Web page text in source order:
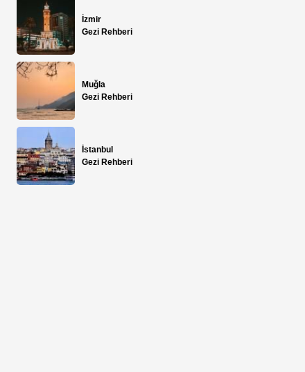
İzmir
Gezi Rehberi
Muğla
Gezi Rehberi
İstanbul
Gezi Rehberi